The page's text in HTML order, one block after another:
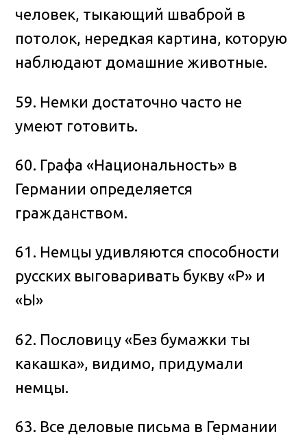
человек, тыкающий шваброй в
потолок, нередкая картина, которую
наблюдают домашние животные.
59. Немки достаточно часто не
умеют готовить.
60. Графа «Национальность» в
Германии определяется
гражданством.
61. Немцы удивляются способности
русских выговаривать букву «Р» и
«Ы»
62. Пословицу «Без бумажки ты
какашка», видимо, придумали
немцы.
63. Все деловые письма в Германии